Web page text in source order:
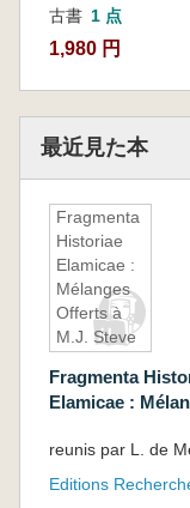
古書 1 点
1,980 円
最近見た本
Fragmenta
Historiae
Elamicae :
Mélanges
Offerts à
M.J. Steve
Fragmenta
Elamicae :